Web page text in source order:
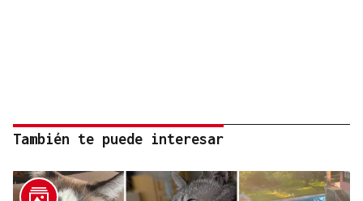
También te puede interesar